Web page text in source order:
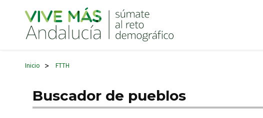
Navegación principal
Inicio > FTTH
Buscador de pueblos